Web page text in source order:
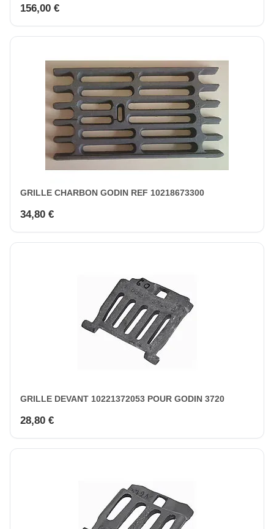
156,00 €
GRILLE CHARBON GODIN REF 10218673300
34,80 €
GRILLE DEVANT 10221372053 POUR GODIN 3720
28,80 €